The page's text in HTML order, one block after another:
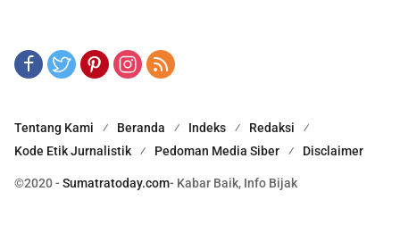
Tentang Kami Beranda Indeks
Redaksi
Kode Etik Jurnalistik
Pedoman Media Siber Disclaimer
©2020 -Sumatratoday.com- Kabar Baik, Info Bijak